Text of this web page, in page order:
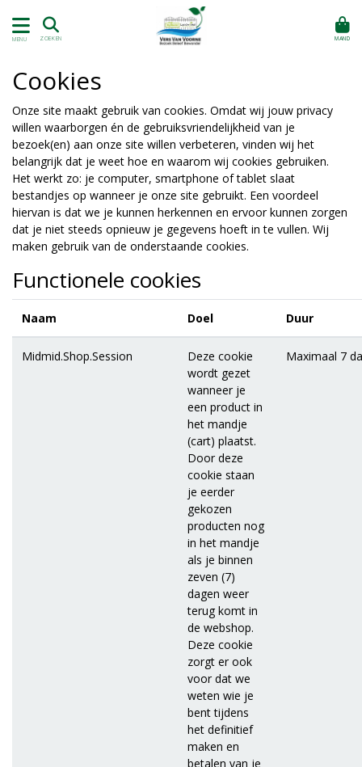
MENU ZOEKEN MAND
Cookies
Onze site maakt gebruik van cookies. Omdat wij jouw privacy
willen waarborgen én de gebruiksvriendelijkheid van je
bezoek(en) aan onze site willen verbeteren, vinden wij het
belangrijk dat je weet hoe en waarom wij cookies gebruiken.
Het werkt zo: je computer, smartphone of tablet slaat
bestandjes op wanneer je onze site gebruikt. Een voordeel
hiervan is dat we je kunnen herkennen en ervoor kunnen zorgen
dat je niet steeds opnieuw je gegevens hoeft in te vullen. Wij
maken gebruik van de onderstaande cookies.
Functionele cookies
Naam Doel Duur
Midmid.Shop.Session
Deze cookie
wordt gezet
wanneer je
een product in
het mandje
(cart) plaatst.
Door deze
cookie staan
je eerder
gekozen
producten nog
in het mandje
als je binnen
zeven (7)
dagen weer
terug komt in
de webshop.
Deze cookie
zorgt er ook
voor dat we
weten wie je
bent tijdens
het definitief
maken en
betalen van je
Maximaal 7